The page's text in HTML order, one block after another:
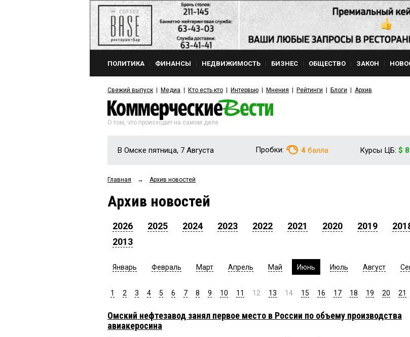
ПОЛИТИКА ФИНАНСЫ НЕДВИЖИМОСТЬ БИЗНЕС ОБЩЕСТВО ЗАКОН
Свежий выпуск Медиа Кто есть кто Интервью Мнения Рейтинги Блоги Архив
О том, что происходит на самом деле
В Омске пятница, 7 Августа Пробки: 4 балла Курсы ЦБ: $
Главная → Архив новостей
Архив новостей
2026 2025 2024 2023 2022 2021 2020 2019
2013
Январь Февраль Март Апрель Май Июнь Июль Август
1 2 3 4 5 6 7 8 9 10 11 12 13 14 15 16 17 18 19 20 21
Омский нефтезавод занял первое место в России по объему производства
авиакеросина